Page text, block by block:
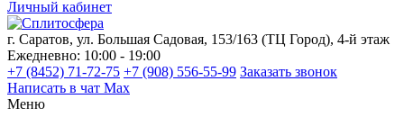
Личный кабинет
г. Саратов, ул. Большая Садовая, 153/163 (ТЦ Город), 4-й этаж
Ежедневно: 10:00 - 19:00
+7 (8452) 71-72-75 +7 (908) 556-55-99 Заказать звонок
Написать в чат Max
Меню